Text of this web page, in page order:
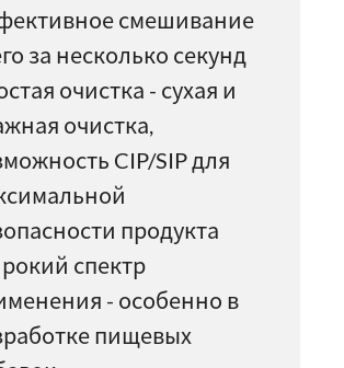
смешивание
за несколько секунд
очистка - сухая и
очистка,
CIP/SIP для
продукта
спектр
- особенно в
пищевых